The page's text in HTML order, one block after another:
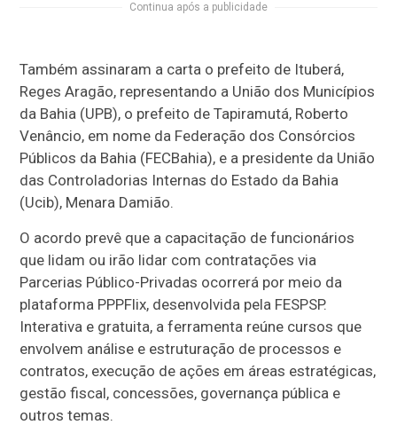
Continua após a publicidade
Também assinaram a carta o prefeito de Ituberá,
Reges Aragão, representando a União dos Municípios
da Bahia (UPB), o prefeito de Tapiramutá, Roberto
Venâncio, em nome da Federação dos Consórcios
Públicos da Bahia (FECBahia), e a presidente da União
das Controladorias Internas do Estado da Bahia
(Ucib), Menara Damião.
O acordo prevê que a capacitação de funcionários
que lidam ou irão lidar com contratações via
Parcerias Público-Privadas ocorrerá por meio da
plataforma PPPFlix, desenvolvida pela FESPSP.
Interativa e gratuita, a ferramenta reúne cursos que
envolvem análise e estruturação de processos e
contratos, execução de ações em áreas estratégicas,
gestão fiscal, concessões, governança pública e
outros temas.